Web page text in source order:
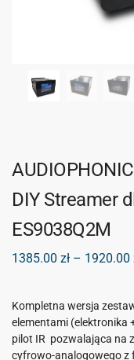
DIY Streamer
ES9038Q2M
1385.00 zł – 1920.00
Kompletna wersja
elementami (elektronika
pilot IR pozwalająca na
cyfrowo-analogowego z